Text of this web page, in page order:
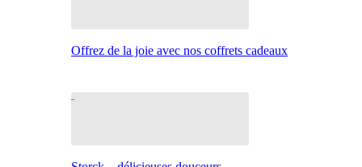
Offrez de la joie avec nos coffrets cadeaux